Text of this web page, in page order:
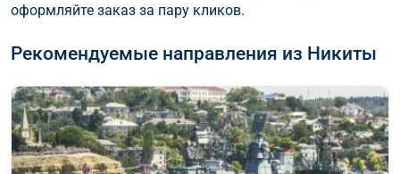
оформляйте заказ за пару кликов.
Рекомендуемые направления из Никиты